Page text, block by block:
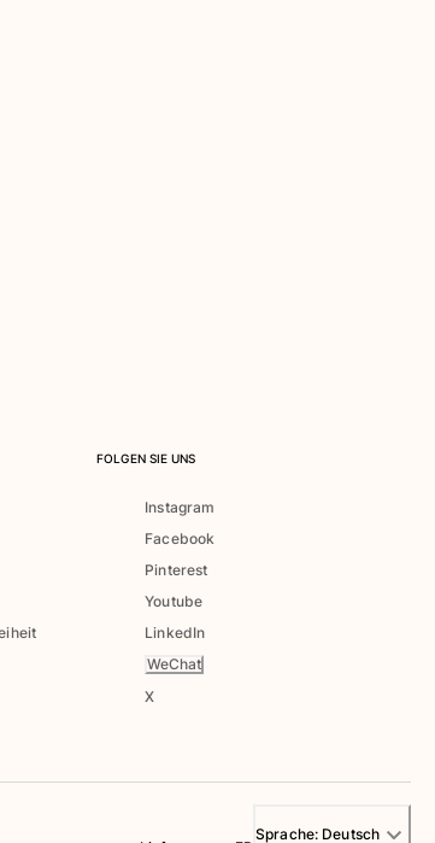
FOLGEN SIE UNS
Instagram
Facebook
Pinterest
Youtube
LinkedIn
WeChat
X
Sprache: Deutsch